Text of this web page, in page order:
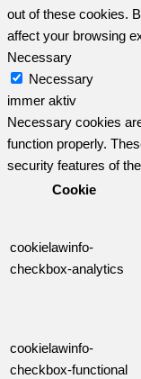
out of these cookies.
affect your browsing
Necessary
Necessary
immer aktiv
Necessary cookies
function properly.
security features of
Cookie
cookielawinfo-
checkbox-analytics
cookielawinfo-
checkbox-functional